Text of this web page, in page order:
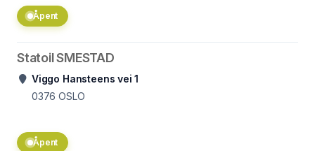
Åpent
Statoil SMESTAD
Viggo Hansteens vei 1
0376 OSLO
Åpent